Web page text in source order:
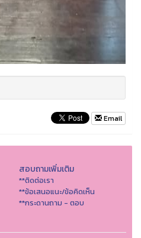
Email
สอบถามเพิ่มเติม
**ติดต่อเรา
**ข้อเสนอแนะ/ข้อคิดเห็น
**กระดานถาม - ตอบ